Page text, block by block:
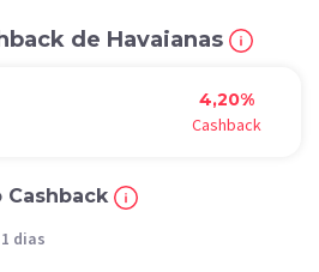
de Havaianas
4,20%
Cashback
Cashback
dias